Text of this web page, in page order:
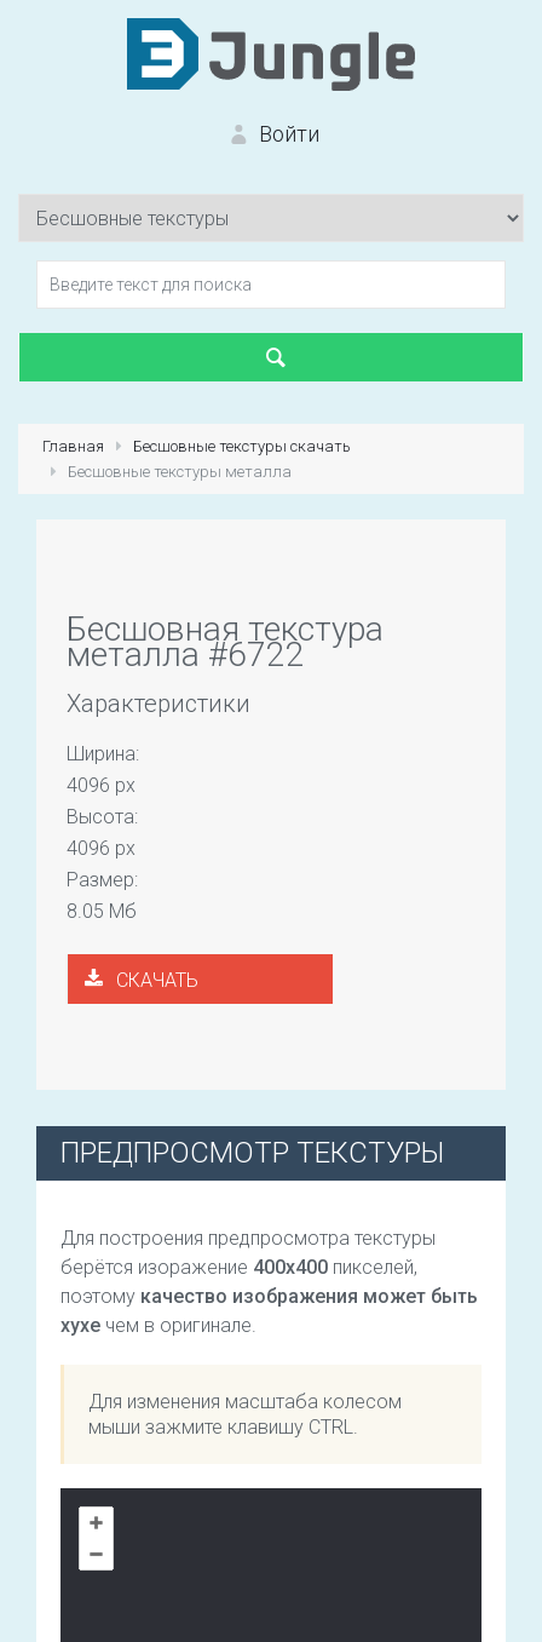
Войти
Вход на сайт
Первый раз?
Главная
Бесшовные текстуры скачать
Бесшовные текстуры металла
Бесшовная текстура
металла #6722
Характеристики
Ширина:
4096 px
Высота:
4096 px
Размер:
8.05 Мб
СКАЧАТЬ
ПРЕДПРОСМОТР ТЕКСТУРЫ
Для построения предпросмотра текстуры
берётся изоражение 400х400 пикселей,
поэтому качество изображения может быть
хухе чем в оригинале.
Для изменения масштаба колесом
мыши зажмите клавишу CTRL.